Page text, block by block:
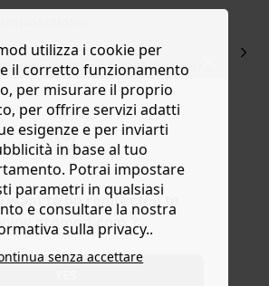
want to be redirected to
?
da te indicato nella fase di
4 € per ordini inferiori a 50 €.
ricezione.
della semplicità è il nostro
da indossare non appena
mettere per primo nella valigia
e fluido, busto aderente, linea
scollo a V con bottoni perlati e
ricavata dalla polpa di legno
gestite in modo sostenibile.
utilizza i cookie per
il corretto funzionamento
per misurare il proprio
per offrire servizi adatti
esigenze e per inviarti
in base al tuo
Potrai impostare
parametri in qualsiasi
e consultare la nostra
sulla privacy..
senza accettare